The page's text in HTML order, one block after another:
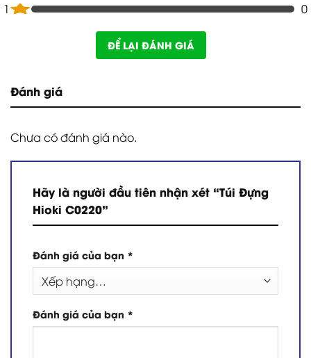
1
0
ĐỂ LẠI ĐÁNH GIÁ
Đánh giá
Chưa có đánh giá nào.
Hãy là người đầu tiên nhận xét “Túi Đựng
Hioki C0220”
Đánh giá của bạn *
Đánh giá của bạn *